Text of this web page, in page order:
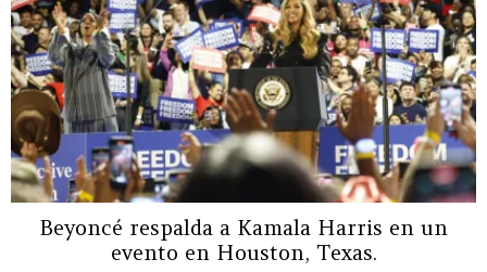
Beyoncé respalda a Kamala Harris en un
evento en Houston, Texas.